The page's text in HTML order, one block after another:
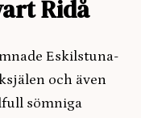
Ridå
Eskilstuna-
och även
sömniga